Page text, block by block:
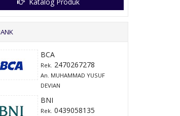
BCA
Rek. 2470267278
An. MUHAMMAD YUSUF
DEVIAN
BNI
Rek. 0439058135